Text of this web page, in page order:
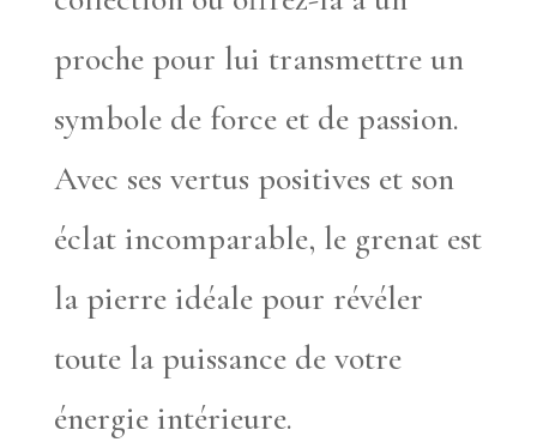
proche pour lui transmettre un
symbole de force et de passion.
Avec ses vertus positives et son
éclat incomparable, le grenat est
la pierre idéale pour révéler
toute la puissance de votre
énergie intérieure.